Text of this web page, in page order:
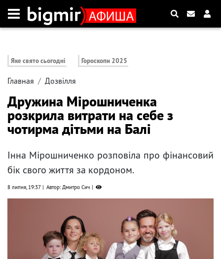
Яке свято сьогодні Гороскопи 2025
Главная Дозвілля
Дружина Мірошниченка
розкрила витрати на себе з
чотирма дітьми на Балі
Інна Мірошниченко розповіла про фінансовий
бік свого життя за кордоном.
8 липня, 19:37 Автор: Дмитро Сич